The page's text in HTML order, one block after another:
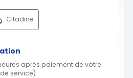
Citadine
après paiement de votre
service)